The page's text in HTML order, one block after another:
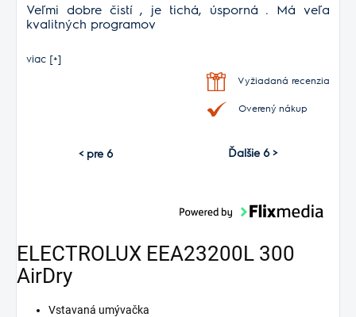
Veľmi dobre čistí , je tichá, úsporná . Má veľa
kvalitných programov
viac [+]
Vyžiadaná recenzia
Overený nákup
< pre 6 Ďalšie 6 >
ELECTROLUX EEA23200L 300
AirDry
Vstavaná umývačka